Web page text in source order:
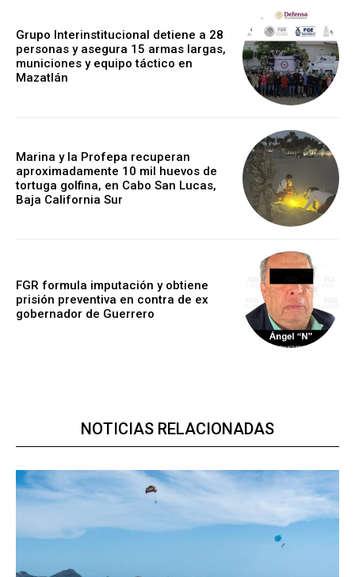
Grupo Interinstitucional detiene a 28
personas y asegura 15 armas largas,
municiones y equipo táctico en
Mazatlán
Marina y la Profepa recuperan
aproximadamente 10 mil huevos de
tortuga golfina, en Cabo San Lucas,
Baja California Sur
FGR formula imputación y obtiene
prisión preventiva en contra de ex
gobernador de Guerrero
NOTICIAS RELACIONADAS